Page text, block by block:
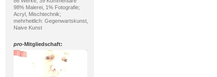
98% Malerei, 1% Fotografie;
Acryl, Mischtechnik;
mehrheitlich: Gegenwartskunst,
Naive Kunst
pro-Mitgliedschaft: